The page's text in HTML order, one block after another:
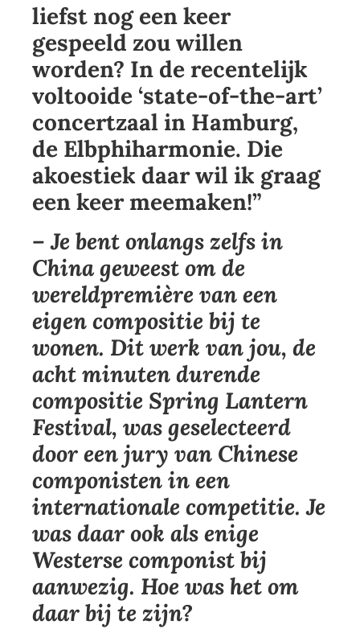
liefst nog een keer
gespeeld zou willen
worden? In de recentelijk
voltooide ‘state-of-the-art’
concertzaal in Hamburg,
de Elbphiharmonie. Die
akoestiek daar wil ik graag
een keer meemaken!”
– Je bent onlangs zelfs in
China geweest om de
wereldpremière van een
eigen compositie bij te
wonen. Dit werk van jou, de
acht minuten durende
compositie Spring Lantern
Festival, was geselecteerd
door een jury van Chinese
componisten in een
internationale competitie. Je
was daar ook als enige
Westerse componist bij
aanwezig. Hoe was het om
daar bij te zijn?